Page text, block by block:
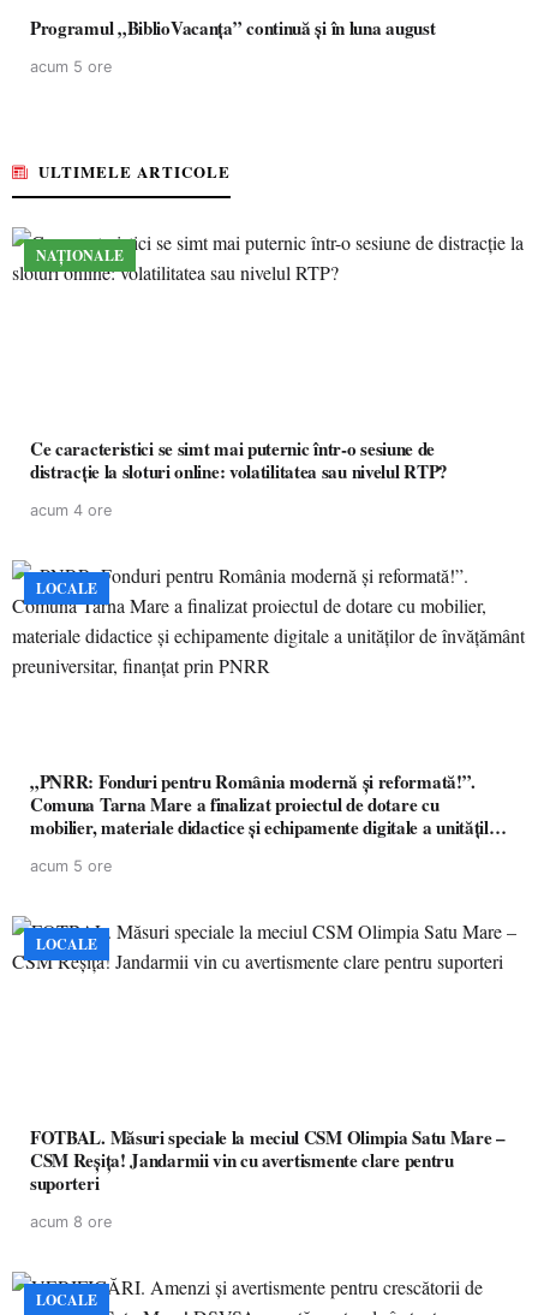
Programul „BiblioVacanța” continuă și în luna august
acum 5 ore
ULTIMELE ARTICOLE
NAȚIONALE
Ce caracteristici se simt mai puternic într-o sesiune de
distracție la sloturi online: volatilitatea sau nivelul RTP?
acum 4 ore
LOCALE
„PNRR: Fonduri pentru România modernă și reformată!”.
Comuna Tarna Mare a finalizat proiectul de dotare cu
mobilier, materiale didactice și echipamente digitale a unităților
acum 5 ore
LOCALE
FOTBAL. Măsuri speciale la meciul CSM Olimpia Satu Mare –
CSM Reșița! Jandarmii vin cu avertismente clare pentru
suporteri
acum 8 ore
LOCALE